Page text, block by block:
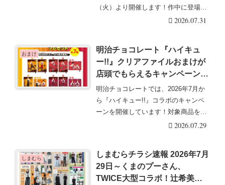
販売方法、スケジュールまと
（火）より開催します！作中に登場す
る食べ物を・・・続きを読む2026.07.31
おまけ
明治チョコレート『ハイキュ
ー!!』クリアファイルおまけが
店頭でもらえるキャンペーンの
開催店はどこ？全7種類！イオ
ン限定で実施！
明治チョコレートでは、2026年7月か
ら『ハイキュー!!』コラボのキャンペ
ーンを開催しています！対象商品を購
入するとオリ・・・続きを読む2026.07.29
しまむら
しまむらチラシ速報 2026年7月
29日～くまのプーさん、
TWICE大型コラボ！辻希美、